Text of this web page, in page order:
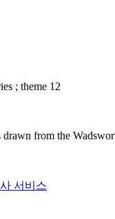
; theme 12
from the
서비스